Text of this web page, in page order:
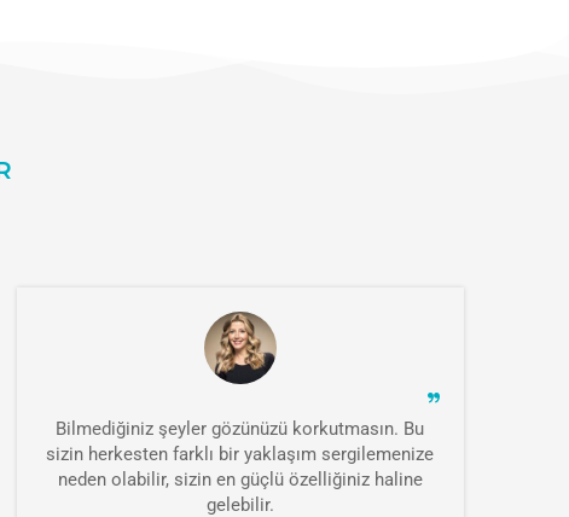
Bilmediğiniz şeyler gözünüzü korkutmasın. Bu
sizin herkesten farklı bir yaklaşım sergilemenize
neden olabilir, sizin en güçlü özelliğiniz haline
gelebilir.